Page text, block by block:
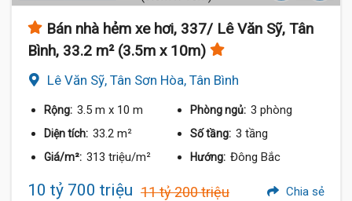
Bán nhà hẻm xe hơi, 337/ Lê Văn Sỹ, Tân
Bình, 33.2 m² (3.5m x 10m)
Lê Văn Sỹ, Tân Sơn Hòa, Tân Bình
Rộng: 3.5 m x 10 m Phòng ngủ: 3 phòng
Diện tích: 33.2 m² Số tầng: 3 tầng
Giá/m²: 313 triệu/m² Hướng: Đông Bắc
10 tỷ 700 triệu 11 tỷ 200 triệu Chia sẻ